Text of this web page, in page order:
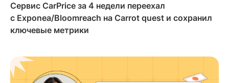
Сервис CarPrice за 4 недели переехал
с Exponea/Bloomreach на Carrot quest и сохранил
ключевые метрики